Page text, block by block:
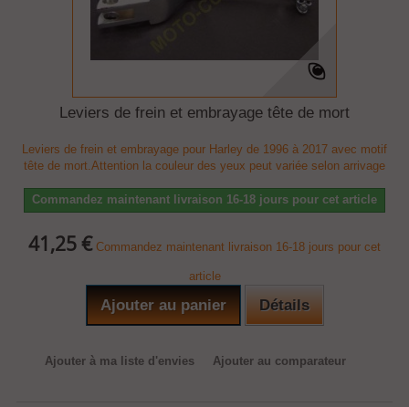
Leviers de frein et embrayage tête de mort
Leviers de frein et embrayage pour Harley de 1996 à 2017 avec motif
tête de mort.Attention la couleur des yeux peut variée selon arrivage
Commandez maintenant livraison 16-18 jours pour cet article
41,25 € Commandez maintenant livraison 16-18 jours pour cet
article
Ajouter au panier Détails
Ajouter à ma liste d'envies Ajouter au comparateur